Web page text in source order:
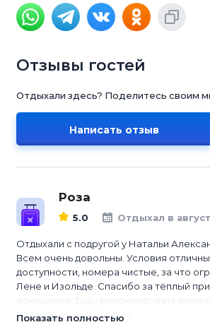
Отзывы гостей
Отдыхали здесь? Поделитесь своим
Написать отзыв
Роза
5.0 Отдыхал в
Отдыхали с подругой у Натальи
Всем очень довольны. Условия
доступности, номера чистые, за что
Лене и Изольде. Спасибо за тёплый
надеюсь ещё увидеться.
Показать полностью